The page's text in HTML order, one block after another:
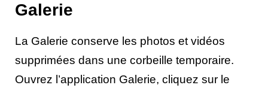
Galerie
La Galerie conserve les photos et vidéos
supprimées dans une corbeille temporaire.
Ouvrez l’application Galerie, cliquez sur le